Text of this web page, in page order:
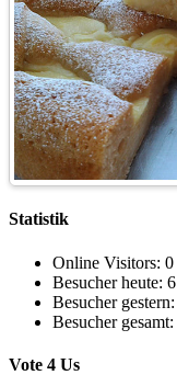
Statistik
Online Visitors: 0
Besucher heute: 6
Besucher gestern:
Besucher gesamt:
Vote 4 Us